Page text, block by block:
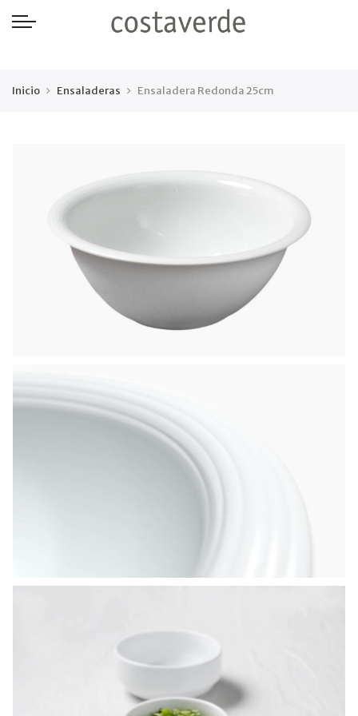
Inicio Ensaladeras Ensaladera Redonda 25cm